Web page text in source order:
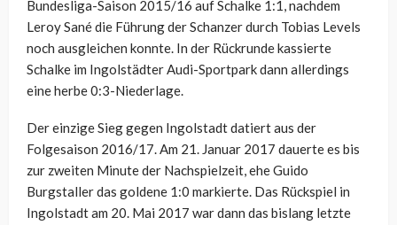
Bundesliga-Saison 2015/16 auf Schalke 1:1, nachdem
Leroy Sané die Führung der Schanzer durch Tobias Levels
noch ausgleichen konnte. In der Rückrunde kassierte
Schalke im Ingolstädter Audi-Sportpark dann allerdings
eine herbe 0:3-Niederlage.
Der einzige Sieg gegen Ingolstadt datiert aus der
Folgesaison 2016/17. Am 21. Januar 2017 dauerte es bis
zur zweiten Minute der Nachspielzeit, ehe Guido
Burgstaller das goldene 1:0 markierte. Das Rückspiel in
Ingolstadt am 20. Mai 2017 war dann das bislang letzte